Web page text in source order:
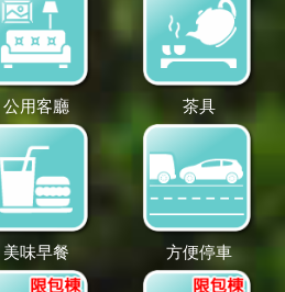
公用客廳 茶具
美味早餐 方便停車